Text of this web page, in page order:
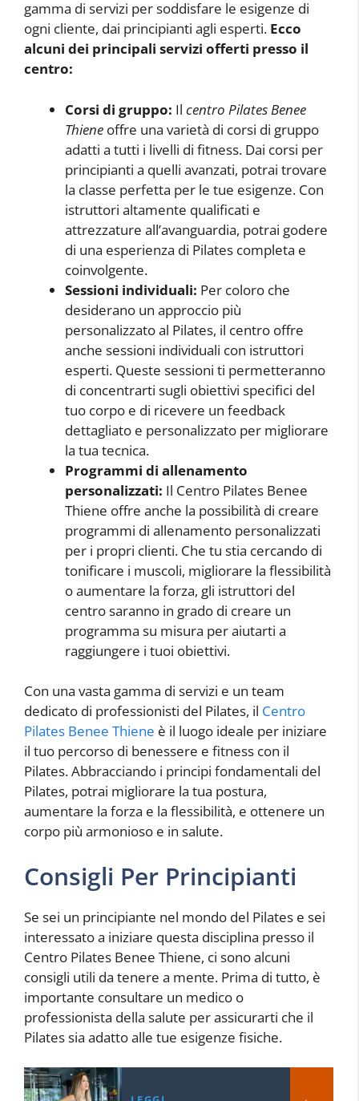
gamma di servizi per soddisfare le esigenze di
ogni cliente, dai principianti agli esperti. Ecco
alcuni dei principali servizi offerti presso il
centro:
Corsi di gruppo: Il centro Pilates Benee
Thiene offre una varietà di corsi di gruppo
adatti a tutti i livelli di fitness. Dai corsi per
principianti a quelli avanzati, potrai trovare
la classe perfetta per le tue esigenze. Con
istruttori altamente qualificati e
attrezzature all’avanguardia, potrai godere
di una esperienza di Pilates completa e
coinvolgente.
Sessioni individuali: Per coloro che
desiderano un approccio più
personalizzato al Pilates, il centro offre
anche sessioni individuali con istruttori
esperti. Queste sessioni ti permetteranno
di concentrarti sugli obiettivi specifici del
tuo corpo e di ricevere un feedback
dettagliato e personalizzato per migliorare
la tua tecnica.
Programmi di allenamento
personalizzati: Il Centro Pilates Benee
Thiene offre anche la possibilità di creare
programmi di allenamento personalizzati
per i propri clienti. Che tu stia cercando di
tonificare i muscoli, migliorare la flessibilità
o aumentare la forza, gli istruttori del
centro saranno in grado di creare un
programma su misura per aiutarti a
raggiungere i tuoi obiettivi.
Con una vasta gamma di servizi e un team
dedicato di professionisti del Pilates, il Centro
Pilates Benee Thiene è il luogo ideale per iniziare
il tuo percorso di benessere e fitness con il
Pilates. Abbracciando i principi fondamentali del
Pilates, potrai migliorare la tua postura,
aumentare la forza e la flessibilità, e ottenere un
corpo più armonioso e in salute.
Consigli Per Principianti
Se sei un principiante nel mondo del Pilates e sei
interessato a iniziare questa disciplina presso il
Centro Pilates Benee Thiene, ci sono alcuni
consigli utili da tenere a mente. Prima di tutto, è
importante consultare un medico o
professionista della salute per assicurarti che il
Pilates sia adatto alle tue esigenze fisiche.